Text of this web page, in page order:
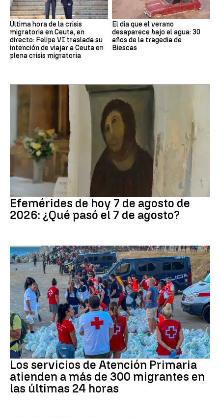
Última hora de la crisis
migratoria en Ceuta, en
directo: Felipe VI traslada su
intención de viajar a Ceuta en
plena crisis migratoria
El día que el verano
desaparece bajo el agua: 30
años de la tragedia de
Biescas
Efemérides de hoy 7 de agosto de
2026: ¿Qué pasó el 7 de agosto?
Crisis migratoria
Los servicios de Atención Primaria
atienden a más de 300 migrantes en
las últimas 24 horas